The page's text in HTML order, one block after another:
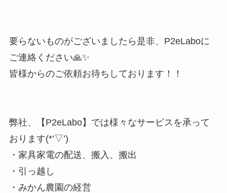
要らないものがございましたら是非、P2eLaboに
ご連絡ください🙏✨
皆様からのご依頼お待ちしております！！
弊社、【P2eLabo】では様々なサービスを承って
おります(*’▽’)
・家具家電の配送、搬入、搬出
・引っ越し
・みかん農園の経営